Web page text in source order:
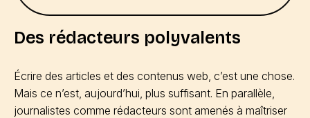
Des rédacteurs polyvalents
Écrire des articles et des contenus web, c’est une chose.
Mais ce n’est, aujourd’hui, plus suffisant. En parallèle,
journalistes comme rédacteurs sont amenés à maîtriser